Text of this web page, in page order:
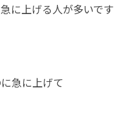
に上げる人が多いです
急に上げて